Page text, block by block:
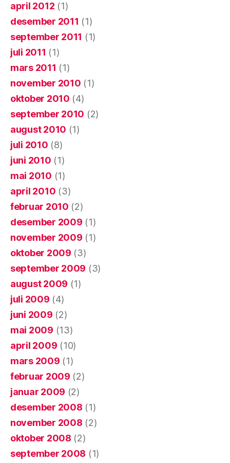
april 2012 (1)
desember 2011 (1)
september 2011 (1)
juli 2011 (1)
mars 2011 (1)
november 2010 (1)
oktober 2010 (4)
september 2010 (2)
august 2010 (1)
juli 2010 (8)
juni 2010 (1)
mai 2010 (1)
april 2010 (3)
februar 2010 (2)
desember 2009 (1)
november 2009 (1)
oktober 2009 (3)
september 2009 (3)
august 2009 (1)
juli 2009 (4)
juni 2009 (2)
mai 2009 (13)
april 2009 (10)
mars 2009 (1)
februar 2009 (2)
januar 2009 (2)
desember 2008 (1)
november 2008 (2)
oktober 2008 (2)
september 2008 (1)